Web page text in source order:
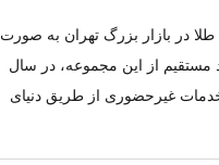
عمده) طلا در بازار بزرگ تهران به صورت
مستقیم از این مجموعه، در سال
خدمات غیرحضوری از طریق دنیای